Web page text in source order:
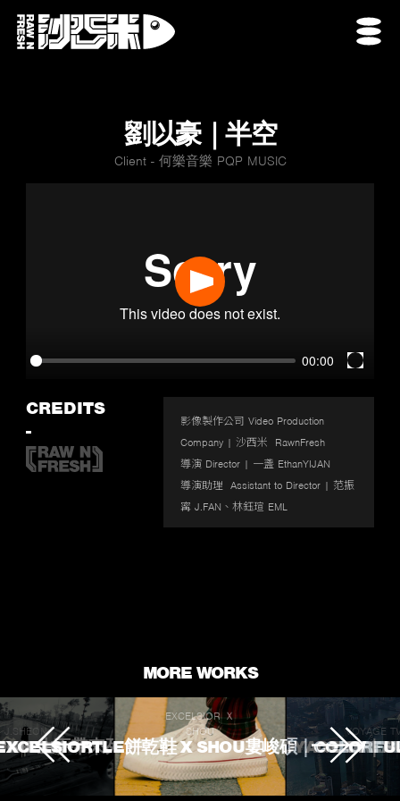
劉以豪｜半空
Client - 何樂音樂 PQP MUSIC
00:00
Play
CREDITS
-
影像製作公司 Video Production
Company | 沙西米  RawnFresh
導演 Director | 一盞 EthanYIJAN
導演助理  Assistant to Director | 范振
寗 J.FAN、林鈺瑄 EML
Chin Fu、小寶 Bow chang
攝影師  DoP | 一盞 EthanYIJAN
跟焦師  Focus Puller | 簡禎
Havericyou
攝影助理 Assistant Camera | 林昭汝
MORE WORKS
J.SHEON
生不帶來死不帶走
EXCELSIOR Ｘ
SHOU
餅乾鞋 X SHOU婁峻碩｜
VOYAGE
VOYAGE TV｜